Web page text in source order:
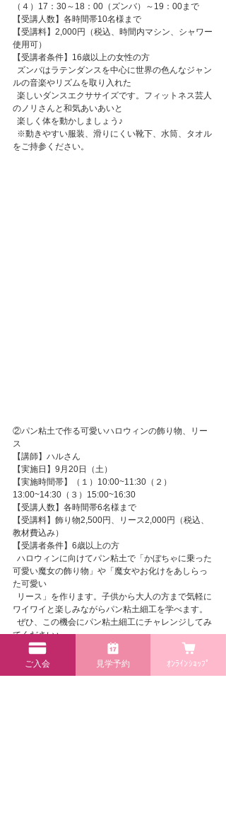
（４）17：30～18：00（ズンバ）～19：00まで
【受講人数】各時間帯10名様まで
【受講料】2,000円（税込、時間内マシン、シャワー
使用可）
【受講者条件】16歳以上の女性の方
ルの音楽やリズムを取り入れた
のノリさんと和気あいあいと
  楽しく体を動かしましょう♪
をご持参ください。
②パン粘土で作る可愛いハロウィンの飾り物、リー
ス
【講師】ハルさん
【実施日】9月20日（土）
【実施時間帯】（１）10:00~11:30（２）
13:00~14:30（３）15:00~16:30
【受講人数】各時間帯6名様まで
【受講料】飾り物2,500円、リース2,000円（税込、
教材費込み）
【受講者条件】6歳以上の方
可愛い魔女の飾り物」や「魔女やお化けをあしらっ
た可愛い
ワイワイと楽しみながらパン粘土細工を学べます。
てください♪
ご入会 見学予約 ｵﾝﾗｲﾝｼｮｯﾌﾟ